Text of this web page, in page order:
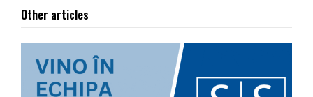
Other articles